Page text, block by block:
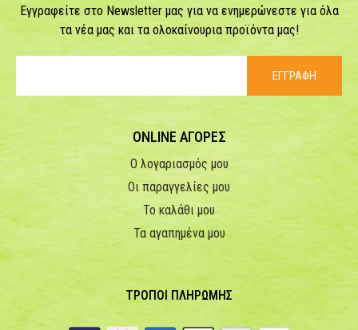
Εγγραφείτε στο Newsletter μας για να ενημερώνεστε για όλα
τα νέα μας και τα ολοκαίνουρια προϊόντα μας!
ΕΓΓΡΑΦΗ
ONLINE ΑΓΟΡΕΣ
Ο λογαριασμός μου
Οι παραγγελίες μου
Το καλάθι μου
Τα αγαπημένα μου
ΤΡΟΠΟΙ ΠΛΗΡΩΜΗΣ